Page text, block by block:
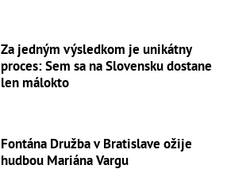
Za jedným výsledkom je unikátny
proces: Sem sa na Slovensku dostane
len málokto
Fontána Družba v Bratislave ožije
hudbou Mariána Vargu